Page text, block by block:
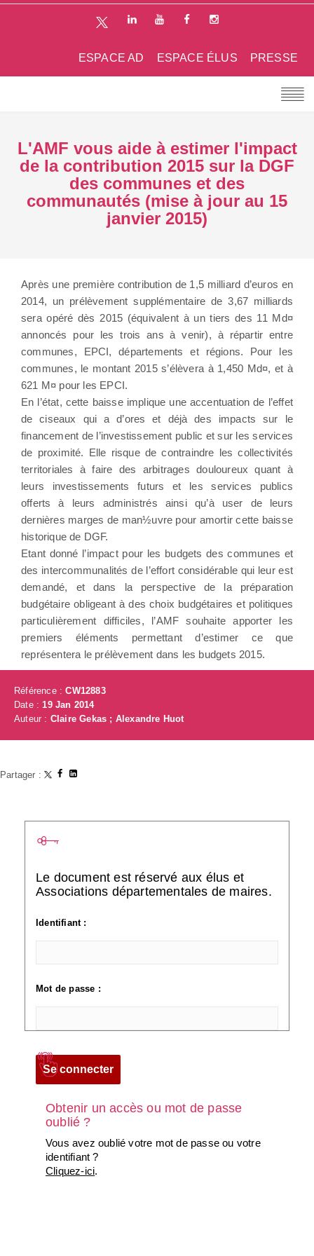
PRESSE
ESPACE ÉLUS
ESPACE AD
L'AMF vous aide à estimer l'impact
de la contribution 2015 sur la DGF
des communes et des
communautés (mise à jour au 15
janvier 2015)
Après une première contribution de 1,5 milliard d’euros en
2014, un prélèvement supplémentaire de 3,67 milliards
sera opéré dès 2015 (équivalent à un tiers des 11 Md¤
annoncés pour les trois ans à venir), à répartir entre
communes, EPCI, départements et régions. Pour les
communes, le montant 2015 s’élèvera à 1,450 Md¤, et à
621 M¤ pour les EPCI.
En l’état, cette baisse implique une accentuation de l’effet
de ciseaux qui a d’ores et déjà des impacts sur le
financement de l’investissement public et sur les services
de proximité. Elle risque de contraindre les collectivités
territoriales à faire des arbitrages douloureux quant à
leurs investissements futurs et les services publics
offerts à leurs administrés ainsi qu’à user de leurs
dernières marges de man½uvre pour amortir cette baisse
historique de DGF.
Etant donné l’impact pour les budgets des communes et
des intercommunalités de l’effort considérable qui leur est
demandé, et dans la perspective de la préparation
budgétaire obligeant à des choix budgétaires et politiques
particulièrement difficiles, l’AMF souhaite apporter les
premiers éléments permettant d’estimer ce que
représentera le prélèvement dans les budgets 2015.
Référence :CW12883
Date : 19 Jan 2014
Auteur : Claire Gekas ; Alexandre Huot
Partager :
Le document est réservé aux élus et
Associations départementales de maires.
Identifiant :
Mot de passe :
Obtenir un accès ou mot de passe
oublié ?
Vous avez oublié votre mot de passe ou votre
identifiant ?
Cliquez-ici.